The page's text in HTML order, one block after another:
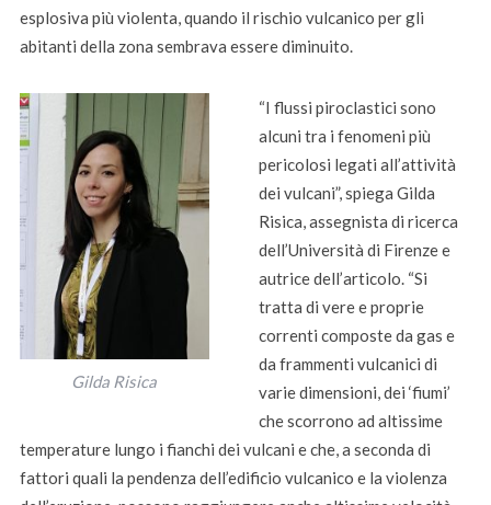
esplosiva più violenta, quando il rischio vulcanico per gli
abitanti della zona sembrava essere diminuito.
Gilda Risica
“I flussi piroclastici sono
alcuni tra i fenomeni più
pericolosi legati all’attività
dei vulcani”, spiega Gilda
Risica, assegnista di ricerca
dell’Università di Firenze e
autrice dell’articolo. “Si
tratta di vere e proprie
correnti composte da gas e
da frammenti vulcanici di
varie dimensioni, dei ‘fiumi’
che scorrono ad altissime
temperature lungo i fianchi dei vulcani e che, a seconda di
fattori quali la pendenza dell’edificio vulcanico e la violenza